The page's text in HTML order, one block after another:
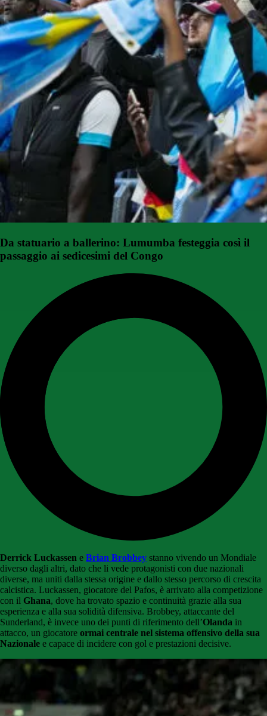
Da statuario a ballerino: Lumumba festeggia così il
passaggio ai sedicesimi del Congo
Derrick Luckassen e Brian Brobbey stanno vivendo un Mondiale
diverso dagli altri, dato che li vede protagonisti con due nazionali
diverse, ma uniti dalla stessa origine e dallo stesso percorso di crescita
calcistica. Luckassen, giocatore del Pafos, è arrivato alla competizione
con il Ghana, dove ha trovato spazio e continuità grazie alla sua
esperienza e alla sua solidità difensiva. Brobbey, attaccante del
Sunderland, è invece uno dei punti di riferimento dell’Olanda in
attacco, un giocatore ormai centrale nel sistema offensivo della sua
Nazionale e capace di incidere con gol e prestazioni decisive.